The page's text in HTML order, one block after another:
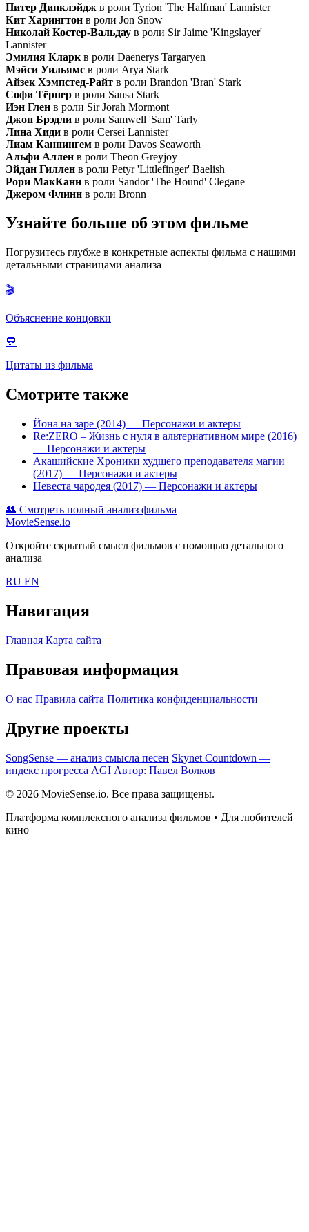
Питер Динклэйдж в роли Tyrion 'The Halfman' Lannister
Кит Харингтон в роли Jon Snow
Николай Костер-Вальдау в роли Sir Jaime 'Kingslayer'
Lannister
Эмилия Кларк в роли Daenerys Targaryen
Мэйси Уильямс в роли Arya Stark
Айзек Хэмпстед-Райт в роли Brandon 'Bran' Stark
Софи Тёрнер в роли Sansa Stark
Иэн Глен в роли Sir Jorah Mormont
Джон Брэдли в роли Samwell 'Sam' Tarly
Лина Хиди в роли Cersei Lannister
Лиам Каннингем в роли Davos Seaworth
Альфи Аллен в роли Theon Greyjoy
Эйдан Гиллен в роли Petyr 'Littlefinger' Baelish
Рори МакКанн в роли Sandor 'The Hound' Clegane
Джером Флинн в роли Bronn
Узнайте больше об этом фильме
Погрузитесь глубже в конкретные аспекты фильма с нашими
детальными страницами анализа
🎬
Объяснение концовки
💬
Цитаты из фильма
Смотрите также
Йона на заре (2014) — Персонажи и актеры
Re:ZERO – Жизнь с нуля в альтернативном мире (2016)
— Персонажи и актеры
Акашийские Хроники худшего преподавателя магии
(2017) — Персонажи и актеры
Невеста чародея (2017) — Персонажи и актеры
👥 Смотреть полный анализ фильма
MovieSense.io
Откройте скрытый смысл фильмов с помощью детального
анализа
RU EN
Навигация
Главная Карта сайта
Правовая информация
О нас Правила сайта Политика конфиденциальности
Другие проекты
SongSense — анализ смысла песен Skynet Countdown —
индекс прогресса AGI Автор: Павел Волков
© 2026 MovieSense.io. Все права защищены.
Платформа комплексного анализа фильмов • Для любителей
кино